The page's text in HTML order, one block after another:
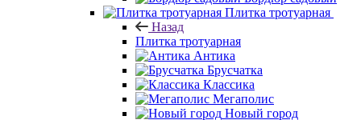
Плитка тротуарная
Назад
Плитка тротуарная
Антика
Брусчатка
Классика
Мегаполис
Новый город